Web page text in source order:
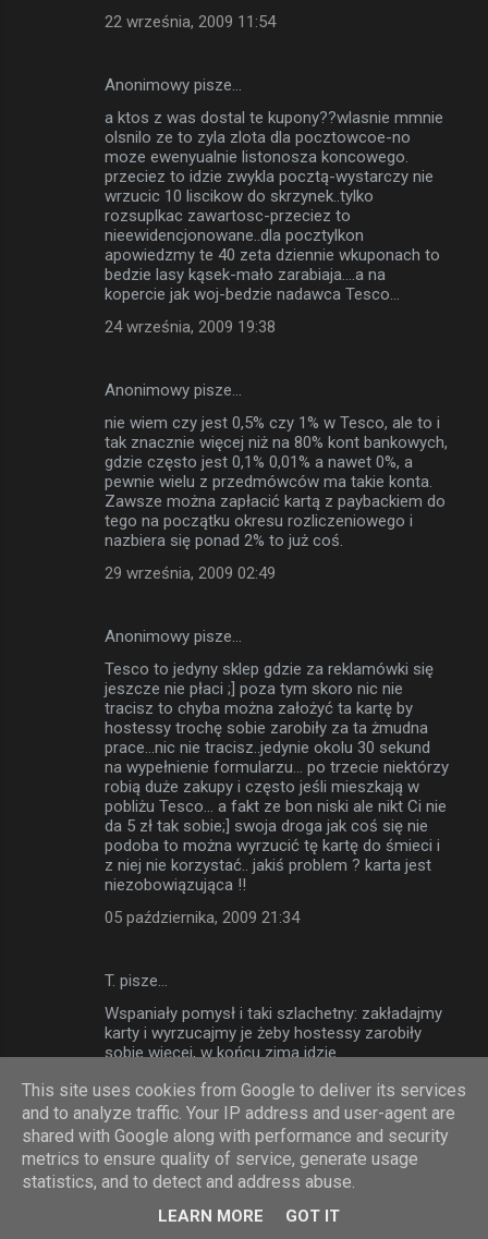
22 września, 2009 11:54
Anonimowy pisze…
a ktos z was dostal te kupony??wlasnie mmnie
olsnilo ze to zyla zlota dla pocztowcoe-no
moze ewenyualnie listonosza koncowego.
przeciez to idzie zwykla pocztą-wystarczy nie
wrzucic 10 liscikow do skrzynek..tylko
rozsuplkac zawartosc-przeciez to
nieewidencjonowane..dla pocztylkon
apowiedzmy te 40 zeta dziennie wkuponach to
bedzie lasy kąsek-mało zarabiaja....a na
kopercie jak woj-bedzie nadawca Tesco...
24 września, 2009 19:38
Anonimowy pisze…
nie wiem czy jest 0,5% czy 1% w Tesco, ale to i
tak znacznie więcej niż na 80% kont bankowych,
gdzie często jest 0,1% 0,01% a nawet 0%, a
pewnie wielu z przedmówców ma takie konta.
Zawsze można zapłacić kartą z paybackiem do
tego na początku okresu rozliczeniowego i
nazbiera się ponad 2% to już coś.
29 września, 2009 02:49
Anonimowy pisze…
Tesco to jedyny sklep gdzie za reklamówki się
jeszcze nie płaci ;] poza tym skoro nic nie
tracisz to chyba można założyć ta kartę by
hostessy trochę sobie zarobiły za ta żmudna
prace...nic nie tracisz..jedynie okolu 30 sekund
na wypełnienie formularzu... po trzecie niektórzy
robią duże zakupy i często jeśli mieszkają w
pobliżu Tesco... a fakt ze bon niski ale nikt Ci nie
da 5 zł tak sobie;] swoja droga jak coś się nie
podoba to można wyrzucić tę kartę do śmieci i
z niej nie korzystać.. jakiś problem ? karta jest
niezobowiązująca !!
05 października, 2009 21:34
T. pisze…
Wspaniały pomysł i taki szlachetny: zakładajmy
karty i wyrzucajmy je żeby hostessy zarobiły
sobie więcej, w końcu zima idzie.
06 października, 2009 16:37
Anonimowy pisze…
Ja wyrobiłem sobie Clubkartę właśnie po
faktycznie przelicznik był 1% poza tym było
This site uses cookies from Google to deliver its services
and to analyze traffic. Your IP address and user-agent are
shared with Google along with performance and security
metrics to ensure quality of service, generate usage
statistics, and to detect and address abuse.
LEARN MORE GOT IT